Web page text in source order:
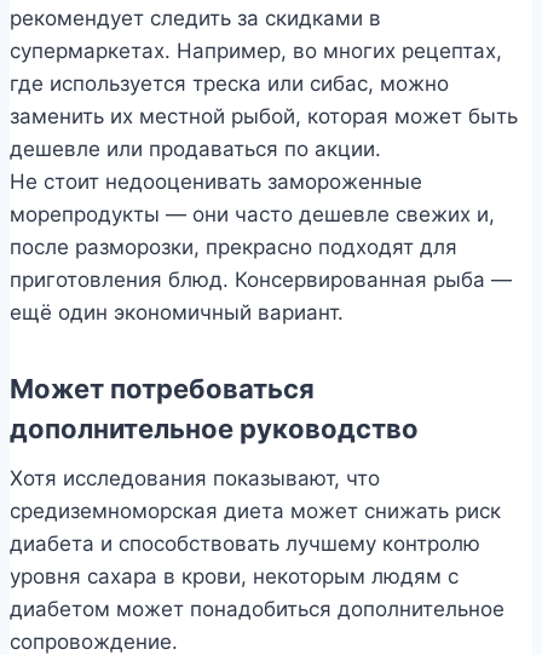
рекомендует следить за скидками в
супермаркетах. Например, во многих рецептах,
где используется треска или сибас, можно
заменить их местной рыбой, которая может быть
дешевле или продаваться по акции.
Не стоит недооценивать замороженные
морепродукты — они часто дешевле свежих и,
после разморозки, прекрасно подходят для
приготовления блюд. Консервированная рыба —
ещё один экономичный вариант.
Может потребоваться
дополнительное руководство
Хотя исследования показывают, что
средиземноморская диета может снижать риск
диабета и способствовать лучшему контролю
уровня сахара в крови, некоторым людям с
диабетом может понадобиться дополнительное
сопровождение.